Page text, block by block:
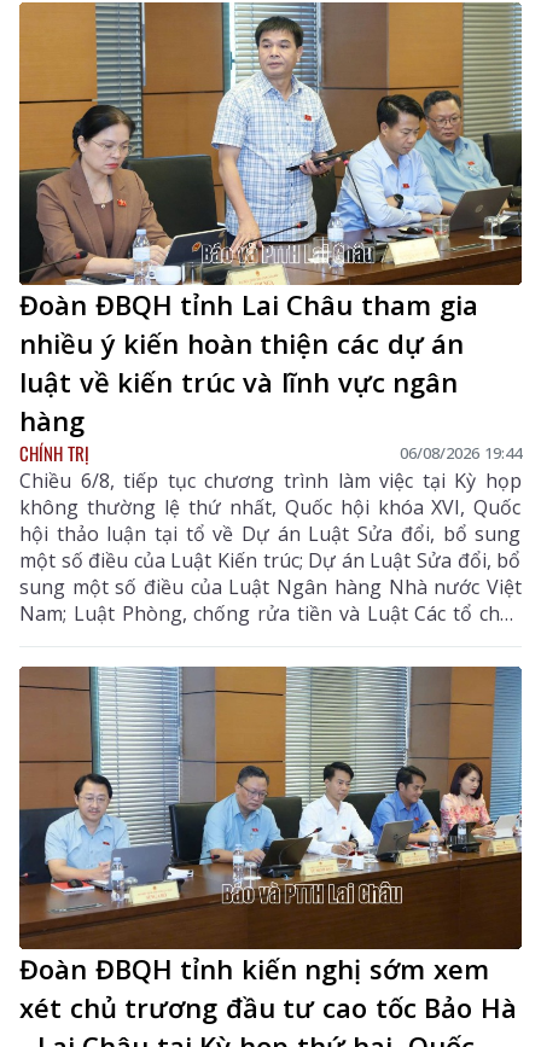
Đoàn ĐBQH tỉnh Lai Châu tham gia
nhiều ý kiến hoàn thiện các dự án
luật về kiến trúc và lĩnh vực ngân
hàng
CHÍNH TRỊ 06/08/2026 19:44
Chiều 6/8, tiếp tục chương trình làm việc tại Kỳ họp
không thường lệ thứ nhất, Quốc hội khóa XVI, Quốc
hội thảo luận tại tổ về Dự án Luật Sửa đổi, bổ sung
một số điều của Luật Kiến trúc; Dự án Luật Sửa đổi, bổ
sung một số điều của Luật Ngân hàng Nhà nước Việt
Nam; Luật Phòng, chống rửa tiền và Luật Các tổ chức
tín dụng; Dự thảo Nghị quyết của Quốc hội về công tác
phòng, chống tội phạm và vi phạm pháp luật, công tác
của Viện kiểm sát nhân dân, Tòa án nhân dân và công
tác thi hành án. Đồng chí Sùng A Hồ - Phó Bí thư Tỉnh
ủy, Trưởng Đoàn ĐBQH tỉnh Lai Châu chủ trì phiên
thảo luận tại tổ.
Đoàn ĐBQH tỉnh kiến nghị sớm xem
xét chủ trương đầu tư cao tốc Bảo Hà